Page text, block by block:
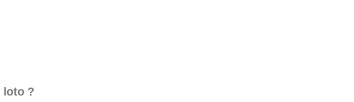
loto ?